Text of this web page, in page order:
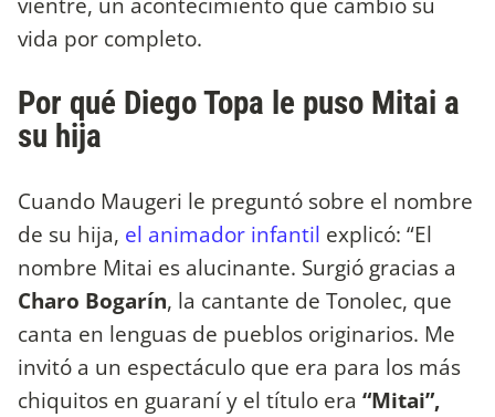
vida por completo.
Por qué Diego Topa le puso Mitai a
su hija
Cuando Maugeri le preguntó sobre el nombre
de su hija, el animador infantil explicó: “El
nombre Mitai es alucinante. Surgió gracias a
Charo Bogarín, la cantante de Tonolec, que
canta en lenguas de pueblos originarios. Me
invitó a un espectáculo que era para los más
chiquitos en guaraní y el título era “Mitai”,